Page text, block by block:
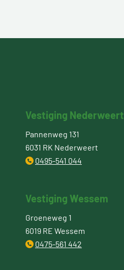
Vestiging Nederweert
Pannenweg 131
6031 RK Nederweert
0495-541 044
Vestiging Wessem
Groeneweg 1
6019 RE Wessem
0475-561 442